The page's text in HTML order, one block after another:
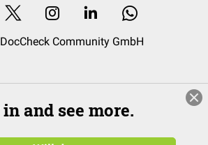
Community GmbH
and see more.